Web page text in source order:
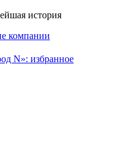
история
компании
N»: избранное